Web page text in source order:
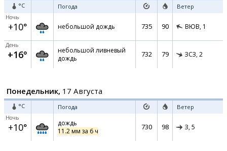
°C Погода Ветер
Ночь
+10° небольшой дождь 735 90 ВЮВ, 1
День
+16°
небольшой ливневый
дождь
732 79 ЗСЗ, 2
Понедельник, 17 Августа
°C Погода Ветер
Ночь
+10°
дождь
11.2 мм за 6 ч
730 98 З, 5